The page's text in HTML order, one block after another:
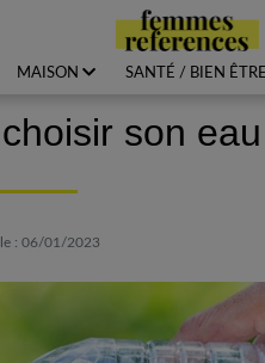
MAISON SANTÉ / BIEN ÊTRE
son
: 06/01/2023